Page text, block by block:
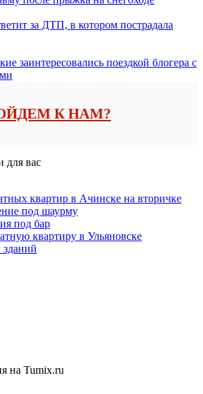
за ДТП, в котором пострадала
заинтересовались поездкой блогера с
К НАМ?
для вас
квартир в Ачинске на вторичке
под шаурму
под бар
квартиру в Ульяновске
на Tumix.ru